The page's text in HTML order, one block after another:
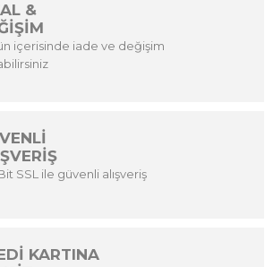
&
içerisinde iade ve değişim
SSL ile güvenli alışveriş
KARTINA